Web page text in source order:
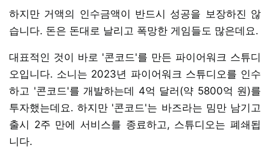
하지만 거액의 인수금액이 반드시 성공을 보장하진 않
습니다. 돈은 돈대로 날리고 폭망한 게임들도 많은데요.
대표적인 것이 바로 '콘코드'를 만든 파이어워크 스튜디
오입니다. 소니는 2023년 파이어워크 스튜디오를 인수
하고 '콘코드'를 개발하는데 4억 달러(약 5800억 원)를
투자했는데요. 하지만 '콘코드'는 바즈라는 밈만 남기고
출시 2주 만에 서비스를 종료하고, 스튜디오는 폐쇄됩
니다.